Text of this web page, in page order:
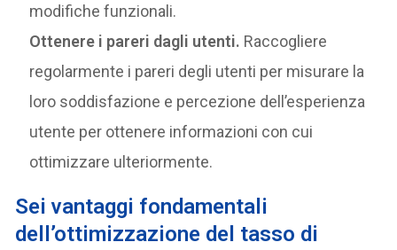
modifiche funzionali.
Ottenere i pareri dagli utenti. Raccogliere
regolarmente i pareri degli utenti per misurare la
loro soddisfazione e percezione dell’esperienza
utente per ottenere informazioni con cui
ottimizzare ulteriormente.
Sei vantaggi fondamentali
dell’ottimizzazione del tasso di